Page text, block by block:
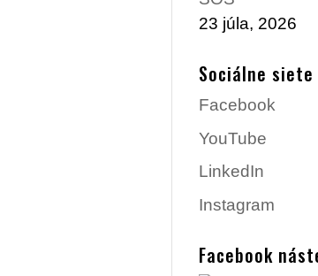
23 júla, 2026
Sociálne siete
Facebook
YouTube
LinkedIn
Instagram
Facebook